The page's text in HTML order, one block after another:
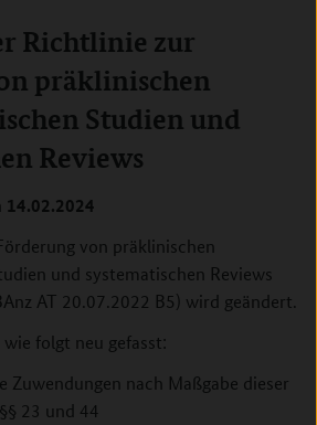
Richtlinie zur
präklinischen
Studien und
Reviews
14.02.2024
von präklinischen
und systematischen Reviews
AT 20.07.2022 B5) wird geändert.
folgt neu gefasst:
Zuwendungen nach Maßgabe dieser
23 und 44